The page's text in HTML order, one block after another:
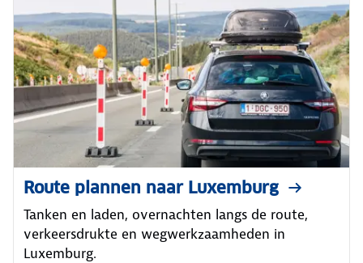
Route plannen naar Luxemburg
Tanken en laden, overnachten langs de route,
verkeersdrukte en wegwerkzaamheden in
Luxemburg.